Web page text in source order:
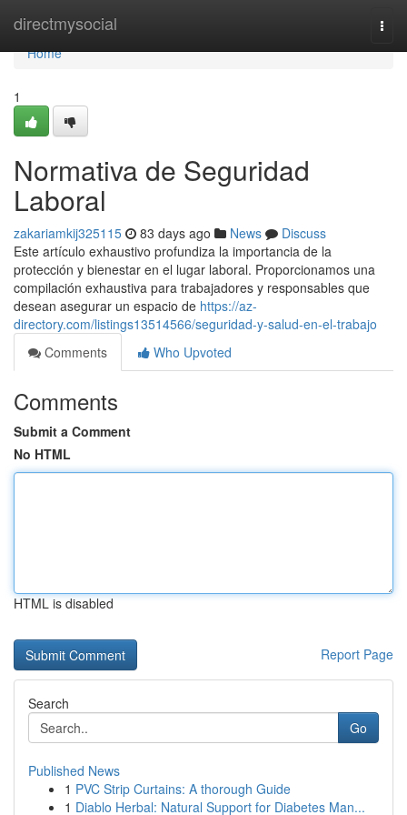
directmysocial
Home
Home
1
Normativa de Seguridad
Laboral
zakariamkij325115 83 days ago News
Discuss
Este artículo exhaustivo profundiza la importancia de la
protección y bienestar en el lugar laboral. Proporcionamos una
compilación exhaustiva para trabajadores y responsables que
desean asegurar un espacio de https://az-
directory.com/listings13514566/seguridad-y-salud-en-el-trabajo
Comments
Who Upvoted
Comments
Submit a Comment
No HTML
HTML is disabled
Report Page
Search
Go
Published News
1 PVC Strip Curtains: A thorough Guide
1 Diablo Herbal: Natural Support for Diabetes Man...